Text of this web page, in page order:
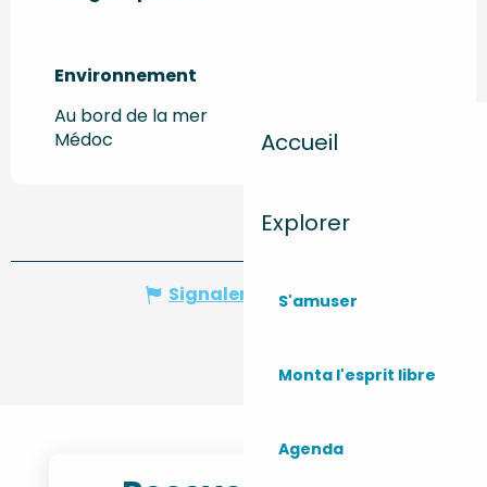
Accueil
Explorer
S'amuser
Monta l'esprit libre
Agenda
Environnement
Environnement
Au bord de la mer
Médoc
Signaler une erreur